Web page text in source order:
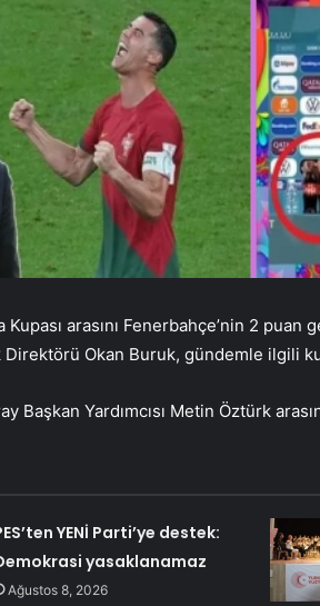
Kupası arasını Fenerbahçe’nin 2
Direktörü Okan Buruk, gündemle ilgili
Başkan Yardımcısı Metin Öztürk
YENİ Parti’ye destek:
yasaklanamaz
Ağustos 8, 2026